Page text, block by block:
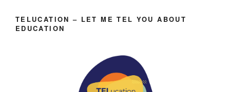
TELUCATION – LET ME TEL YOU ABOUT
EDUCATION